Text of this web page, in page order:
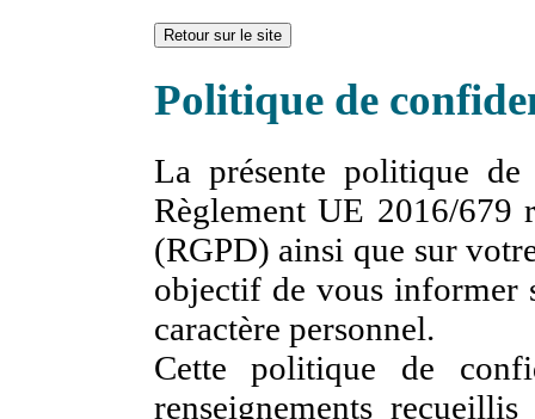
Retour sur le site
Politique de
La présente politique
Règlement UE 2016/679
(RGPD) ainsi que sur
objectif de vous informer
caractère personnel.
Cette politique de
renseignements